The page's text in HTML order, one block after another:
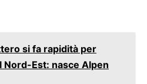
si fa rapidità per
Est: nasce Alpen